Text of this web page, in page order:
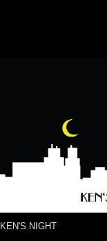
KEN'S NIGHT